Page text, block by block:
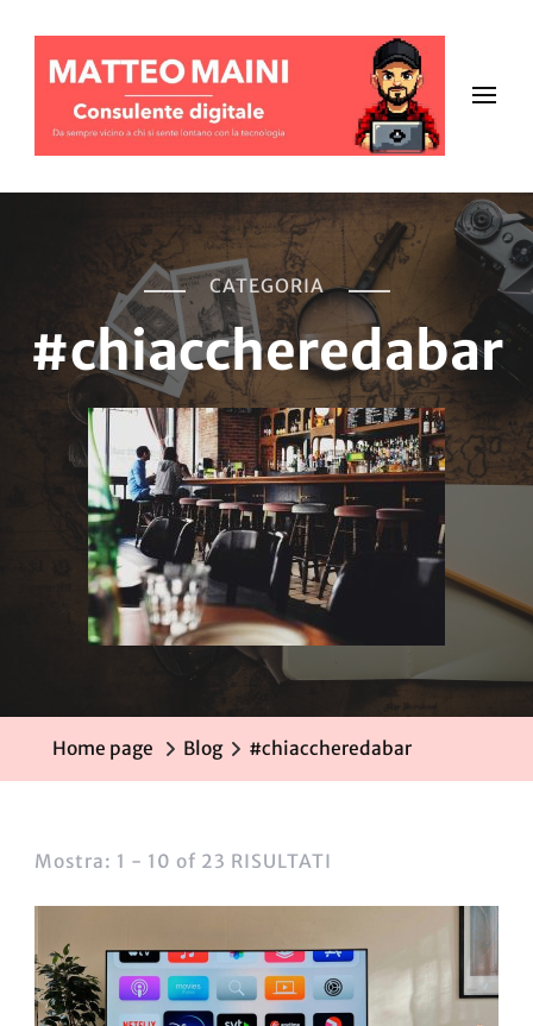
CATEGORIA
#chiaccheredabar
Home page Blog #chiaccheredabar
Mostra: 1 - 10 of 23 RISULTATI